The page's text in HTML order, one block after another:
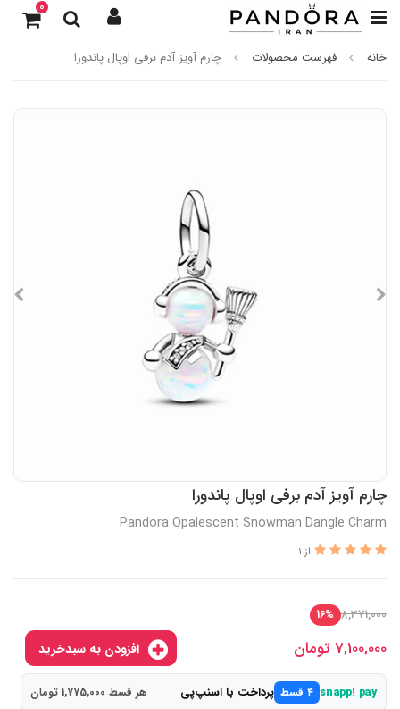
0
خانه فهرست محصولات چارم آویز آدم برفی اوپال پاندورا
چارم آویز آدم برفی اوپال پاندورا
Pandora Opalescent Snowman Dangle Charm
از 1
8,371,000
16%
7,100,000 تومان
snapp! pay ۴ قسط پرداخت با اسنپ‌پی هر قسط 1,775,000 تومان